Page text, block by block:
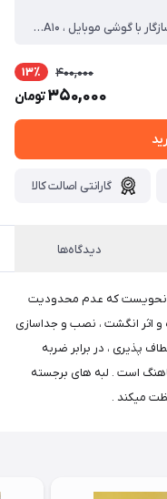
نوع کیف و کاور گوشی ، کاور ، وزن ، ۶۰ گرم ، سازگار با گوشی موبایل ، Samsung Galaxy A۱۰ ، ساختار ، مات ، سطح پوشش ، حفاظت از دکمه‌ها ، لبه چپ ، لبه پایینی ، لبه بالایی ، قاب پشتی ، لبه راست
400,000 13٪
350,000تومان
گارانتی اصالت کالا
دیدگاه‌ها
به نحویست که عدم محدودیت
اثر انگشت ، نصب و جداسازی
پذیری ، در برابر ضربه
است . لبه های برجسته
میکند .